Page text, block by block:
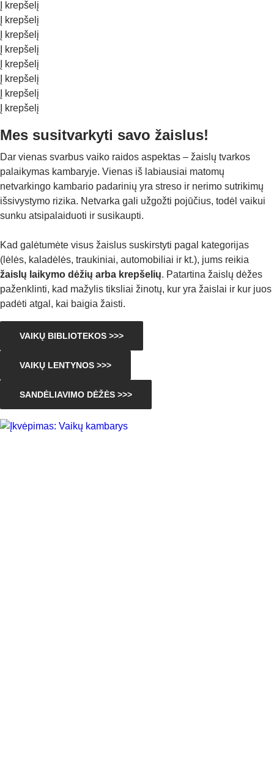
Į krepšelį
Į krepšelį
Į krepšelį
Į krepšelį
Į krepšelį
Į krepšelį
Į krepšelį
Į krepšelį
Mes susitvarkyti savo žaislus!
Dar vienas svarbus vaiko raidos aspektas – žaislų tvarkos
palaikymas kambaryje. Vienas iš labiausiai matomų
netvarkingo kambario padarinių yra streso ir nerimo sutrikimų
išsivystymo rizika. Netvarka gali užgožti pojūčius, todėl vaikui
sunku atsipalaiduoti ir susikaupti.
Kad galėtumėte visus žaislus suskirstyti pagal kategorijas
(lėlės, kaladėlės, traukiniai, automobiliai ir kt.), jums reikia
žaislų laikymo dėžių arba krepšelių. Patartina žaislų dėžes
paženklinti, kad mažylis tiksliai žinotų, kur yra žaislai ir kur juos
padėti atgal, kai baigia žaisti.
VAIKŲ BIBLIOTEKOS >>>
VAIKŲ LENTYNOS >>>
SANDĖLIAVIMO DĖŽĖS >>>